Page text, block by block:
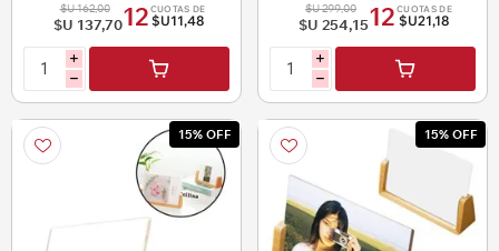
$U 162,00
$U 137,7012 CUOTAS DE
$U11,48
i
h
$U 299,00
$U 254,1512 CUOTAS DE
$U21,18
i
h
15% OFF 15% OFF